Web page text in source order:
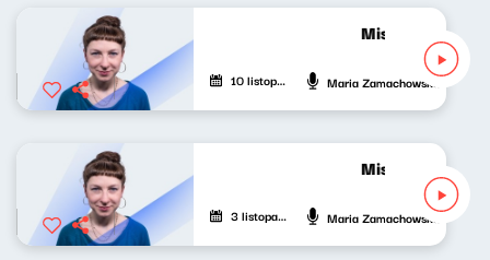
Mistrzowie
10 listopada 2024 Maria Zamachowska
Mistrzowie
3 listopada 2024 Maria Zamachowska